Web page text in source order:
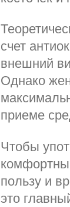
счет
внешний
Однако
приеме
Чтобы
пользу и
это